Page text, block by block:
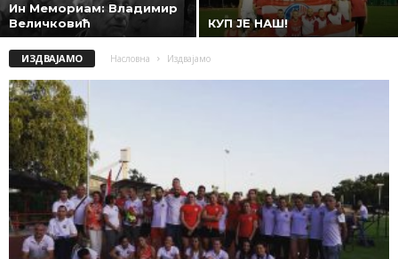
Ин Мемориам: Владимир
Величковић
КУП ЈЕ НАШ!
ИЗДВАЈАМО Насловна Издвајамо